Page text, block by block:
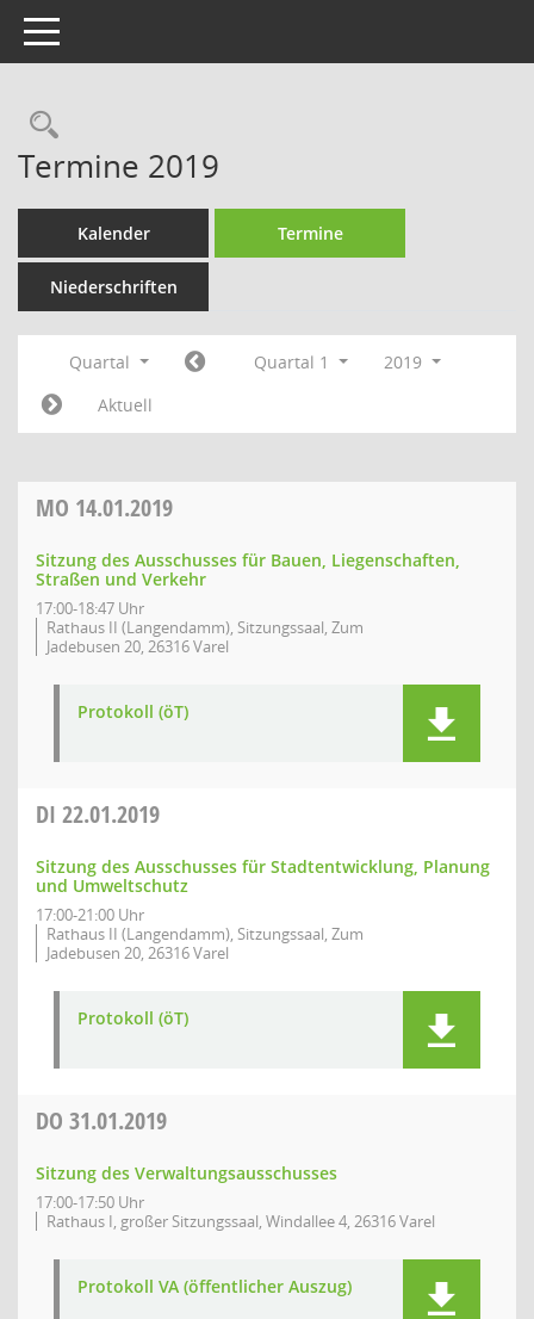
Toggle navigation
Rechercheauswahl
Termine 2019
Kalender Termine
Niederschriften
Quartal Quartal 1
2019
Aktuell
MO 14.01.2019
Sitzung des Ausschusses für Bauen, Liegenschaften,
Straßen und Verkehr
17:00-18:47 Uhr
Rathaus II (Langendamm), Sitzungssaal, Zum
Jadebusen 20, 26316 Varel
Protokoll (öT)
DI 22.01.2019
Sitzung des Ausschusses für Stadtentwicklung, Planung
und Umweltschutz
17:00-21:00 Uhr
Rathaus II (Langendamm), Sitzungssaal, Zum
Jadebusen 20, 26316 Varel
Protokoll (öT)
DO 31.01.2019
Sitzung des Verwaltungsausschusses
17:00-17:50 Uhr
Rathaus I, großer Sitzungssaal, Windallee 4, 26316 Varel
Protokoll VA (öffentlicher Auszug)